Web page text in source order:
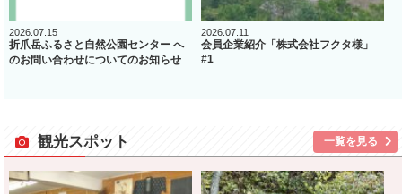
2026.07.15
折爪岳ふるさと自然公園センター へ
のお問い合わせについてのお知らせ
2026.07.11
会員企業紹介「株式会社フクタ様」
#1
観光スポット 一覧を見る